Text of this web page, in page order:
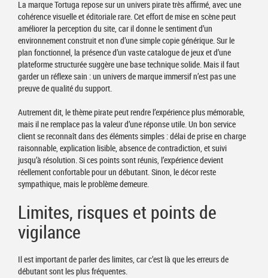
La marque Tortuga repose sur un univers pirate très affirmé, avec une
cohérence visuelle et éditoriale rare. Cet effort de mise en scène peut
améliorer la perception du site, car il donne le sentiment d’un
environnement construit et non d’une simple copie générique. Sur le
plan fonctionnel, la présence d’un vaste catalogue de jeux et d’une
plateforme structurée suggère une base technique solide. Mais il faut
garder un réflexe sain : un univers de marque immersif n’est pas une
preuve de qualité du support.
Autrement dit, le thème pirate peut rendre l’expérience plus mémorable,
mais il ne remplace pas la valeur d’une réponse utile. Un bon service
client se reconnaît dans des éléments simples : délai de prise en charge
raisonnable, explication lisible, absence de contradiction, et suivi
jusqu’à résolution. Si ces points sont réunis, l’expérience devient
réellement confortable pour un débutant. Sinon, le décor reste
sympathique, mais le problème demeure.
Limites, risques et points de
vigilance
Il est important de parler des limites, car c’est là que les erreurs de
débutant sont les plus fréquentes.